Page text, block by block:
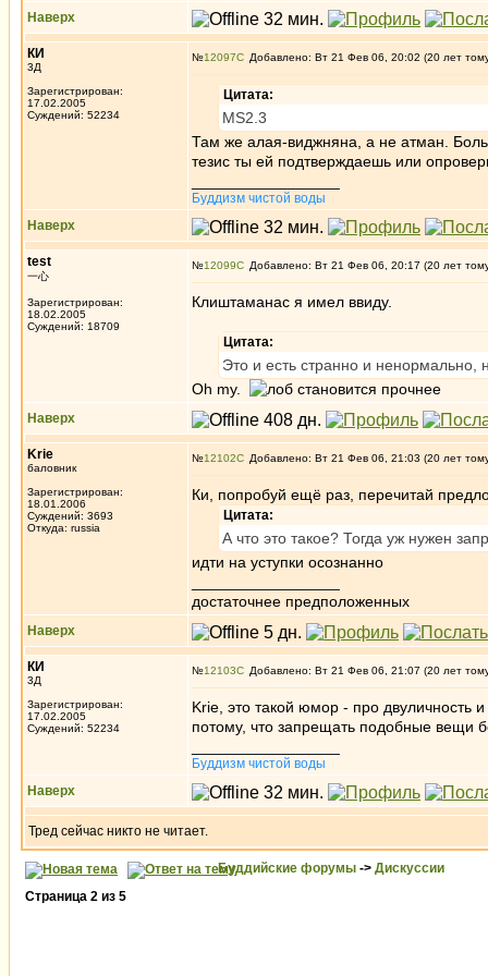
Наверх
КИ
3Д
Зарегистрирован:
17.02.2005
Суждений: 52234
№12097 Добавлено: Вт 21 Фев 06, 20:02 (20 лет
Цитата:
MS2.3
Там же алая-виджняна, а не атман.
тезис ты ей подтверждаешь или
Буддизм чистой воды
Наверх
test
一心
Зарегистрирован:
18.02.2005
Суждений: 18709
№12099 Добавлено: Вт 21 Фев 06, 20:17 (20 лет
Клиштаманас я имел ввиду.
Цитата:
Это и есть странно и ненормально,
Oh my.
Наверх
Krie
баловник
Зарегистрирован:
18.01.2006
Суждений: 3693
Откуда: russia
№12102 Добавлено: Вт 21 Фев 06, 21:03 (20 лет
Ки, попробуй ещё раз, перечитай
Цитата:
А что это такое? Тогда уж нужен
идти на уступки осознанно
достаточнее предположенных
Наверх
КИ
3Д
Зарегистрирован:
17.02.2005
Суждений: 52234
№12103 Добавлено: Вт 21 Фев 06, 21:07 (20 лет
Krie, это такой юмор - про двуличность
потому, что запрещать подобные вещи
Буддизм чистой воды
Наверх
Тред сейчас никто не читает.
Буддийские форумы -> Дискуссии
Страница 2 из 5